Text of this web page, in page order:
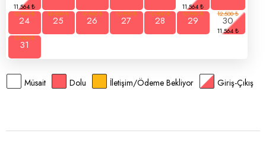
24
25 26 27 28 29
30
31
Müsait Dolu İletişim/Ödeme Bekliyor Giriş-Çıkış